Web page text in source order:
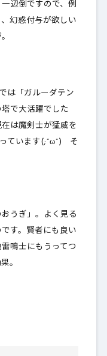
辺倒ですので、例
幻惑付与が欲しい
は「ガルーダテン
で大活躍でした
は魔剣士が猛威を
っています(;^ω^) そ
うぎ」。よく見る
です。賢者にも良い
鳴士にもうってつ
。